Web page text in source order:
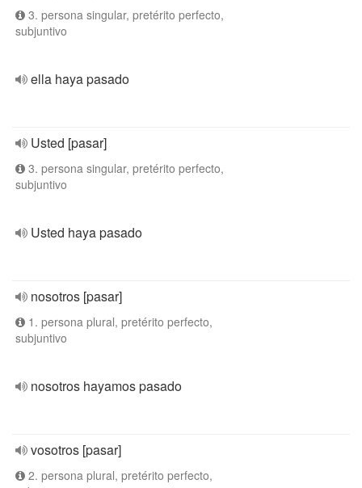
3. persona singular, pretérito perfecto,
subjuntivo
ella haya pasado
Usted [pasar]
3. persona singular, pretérito perfecto,
subjuntivo
Usted haya pasado
nosotros [pasar]
1. persona plural, pretérito perfecto,
subjuntivo
nosotros hayamos pasado
vosotros [pasar]
2. persona plural, pretérito perfecto,